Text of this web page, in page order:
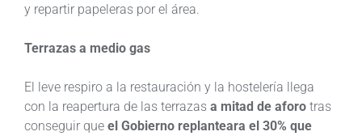
y repartir papeleras por el área.
Terrazas a medio gas
El leve respiro a la restauración y la hostelería llega
con la reapertura de las terrazas a mitad de aforo tras
conseguir que el Gobierno replanteara el 30% que